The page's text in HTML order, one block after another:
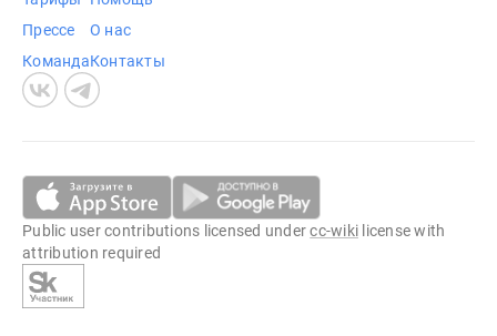
Прессе
Команда
О нас
Контакты
Public user contributions licensed undercc-wiki license with
attribution required